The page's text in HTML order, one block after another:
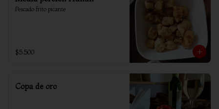
Pescado frito picante
$5.500
Copa de oro